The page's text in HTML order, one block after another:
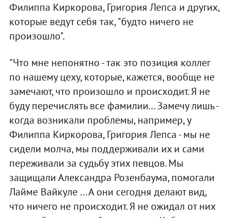
Филиппа Киркорова, Григория Лепса и других,
которые ведут себя так, "будто ничего не
произошло".
"Что мне непонятно - так это позиция коллег
по нашему цеху, которые, кажется, вообще не
замечают, что произошло и происходит. Я не
буду перечислять все фамилии... Замечу лишь -
когда возникали проблемы, например, у
Филиппа Киркорова, Григория Лепса - мы не
сидели молча, мы поддерживали их и сами
переживали за судьбу этих певцов. Мы
защищали Александра Розенбаума, помогали
Лайме Вайкуле ... А они сегодня делают вид,
что ничего не происходит. Я не ожидал от них